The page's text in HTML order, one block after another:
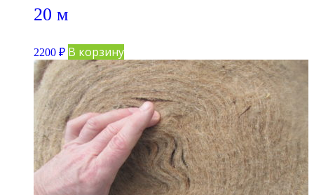
20 м
2200 ₽ В корзину